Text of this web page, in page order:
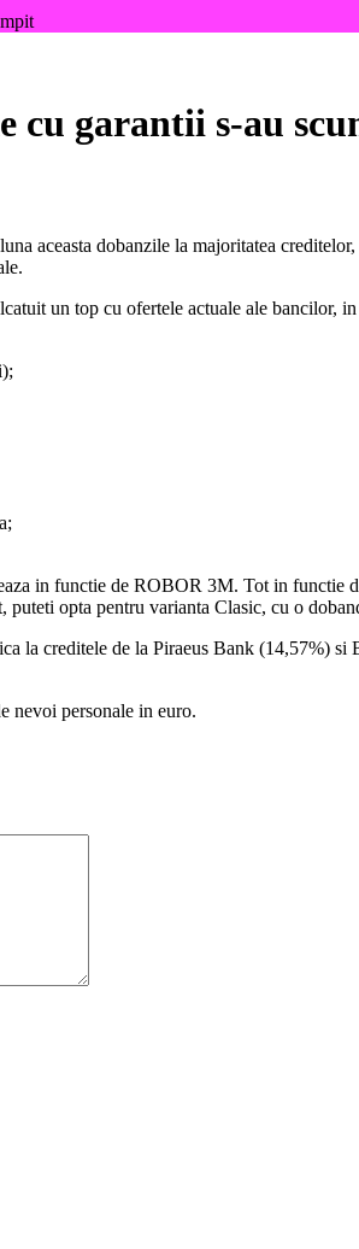
cu garantii s-au
aceasta dobanzile la majoritatea
un top cu ofertele actuale ale
in functie de ROBOR 3M. Tot in
opta pentru varianta Clasic, cu o
la creditele de la Piraeus Bank (14,57%)
nevoi personale in euro.